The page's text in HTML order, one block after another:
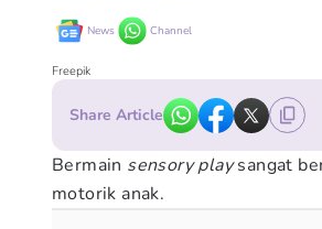
News Channel
Freepik
Share Article
Bermain sensory playsangat
motorik anak.